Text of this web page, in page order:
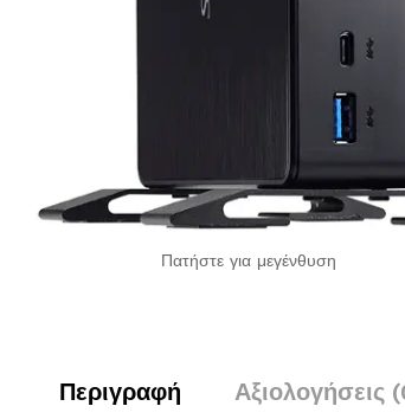
Πατήστε για μεγένθυση
Περιγραφή Αξιολογήσεις